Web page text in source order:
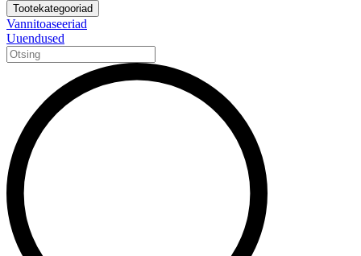
Tootekategooriad
Vannitoaseeriad
Uuendused